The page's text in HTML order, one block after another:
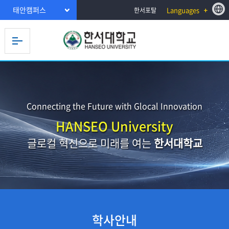
태안캠퍼스 한서포탈 Languages
Connecting the Future with Glocal Innovation
HANSEO University
글로컬 혁신으로 미래를 여는한서대학교
학사안내